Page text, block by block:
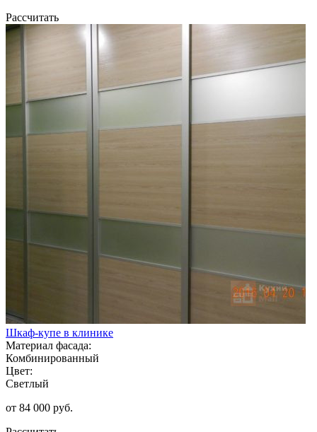
Рассчитать
Шкаф-купе в клинике
Материал фасада:
Комбинированный
Цвет:
Светлый
от 84 000 руб.